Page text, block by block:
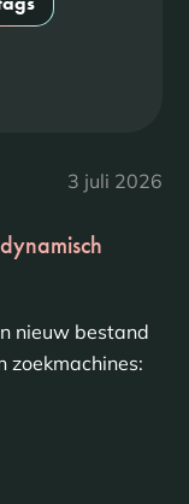
3 juli 2026
nieuw bestand
zoekmachines: